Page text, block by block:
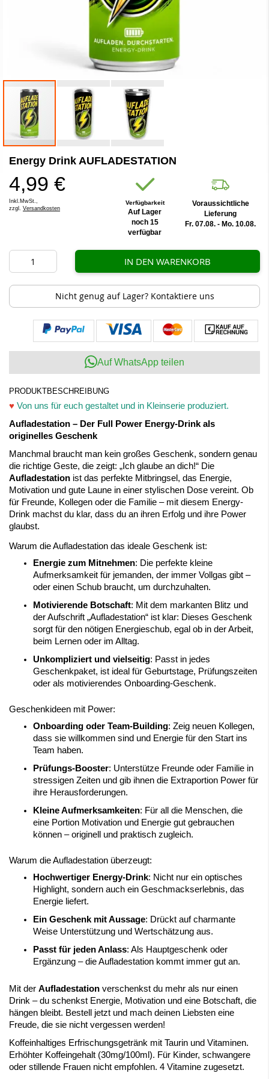
Anfang
Bildergalerie
springen
Energy Drink AUFLADESTATION
4,99 €
Inkl.MwSt.,
zzgl. Versandkosten
Verfügbarkeit
Auf Lager
noch 15
verfügbar
Voraussichtliche
Lieferung
Fr. 07.08. - Mo. 10.08.
IN DEN WARENKORB
Nicht genug auf Lager? Kontaktiere uns
Auf WhatsApp teilen
PRODUKTBESCHREIBUNG
♥ Von uns für euch gestaltet und in Kleinserie produziert.
Aufladestation – Der Full Power Energy-Drink als
originelles Geschenk
Manchmal braucht man kein großes Geschenk, sondern genau
die richtige Geste, die zeigt: „Ich glaube an dich!“ Die
Aufladestation ist das perfekte Mitbringsel, das Energie,
Motivation und gute Laune in einer stylischen Dose vereint. Ob
für Freunde, Kollegen oder die Familie – mit diesem Energy-
Drink machst du klar, dass du an ihren Erfolg und ihre Power
glaubst.
Warum die Aufladestation das ideale Geschenk ist:
Energie zum Mitnehmen: Die perfekte kleine
Aufmerksamkeit für jemanden, der immer Vollgas gibt –
oder einen Schub braucht, um durchzuhalten.
Motivierende Botschaft: Mit dem markanten Blitz und
der Aufschrift „Aufladestation“ ist klar: Dieses Geschenk
sorgt für den nötigen Energieschub, egal ob in der Arbeit,
beim Lernen oder im Alltag.
Unkompliziert und vielseitig: Passt in jedes
Geschenkpaket, ist ideal für Geburtstage, Prüfungszeiten
oder als motivierendes Onboarding-Geschenk.
Geschenkideen mit Power:
Onboarding oder Team-Building: Zeig neuen Kollegen,
dass sie willkommen sind und Energie für den Start ins
Team haben.
Prüfungs-Booster: Unterstütze Freunde oder Familie in
stressigen Zeiten und gib ihnen die Extraportion Power für
ihre Herausforderungen.
Kleine Aufmerksamkeiten: Für all die Menschen, die
eine Portion Motivation und Energie gut gebrauchen
können – originell und praktisch zugleich.
Warum die Aufladestation überzeugt:
Hochwertiger Energy-Drink: Nicht nur ein optisches
Highlight, sondern auch ein Geschmackserlebnis, das
Energie liefert.
Ein Geschenk mit Aussage: Drückt auf charmante
Weise Unterstützung und Wertschätzung aus.
Passt für jeden Anlass: Als Hauptgeschenk oder
Ergänzung – die Aufladestation kommt immer gut an.
Mit der Aufladestation verschenkst du mehr als nur einen
Drink – du schenkst Energie, Motivation und eine Botschaft, die
hängen bleibt. Bestell jetzt und mach deinen Liebsten eine
Freude, die sie nicht vergessen werden!
Koffeinhaltiges Erfrischungsgetränk mit Taurin und Vitaminen.
Erhöhter Koffeingehalt (30mg/100ml). Für Kinder, schwangere
oder stillende Frauen nicht empfohlen. 4 Vitamine zugesetzt.